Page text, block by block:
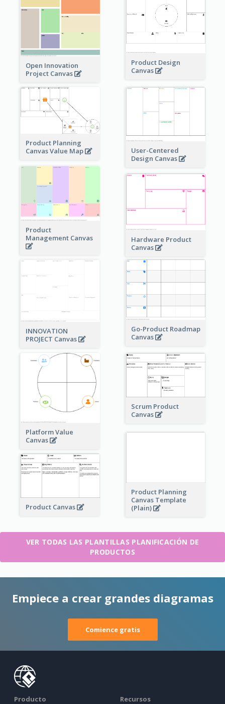
Open Innovation
Project Canvas
Product Design
Canvas
Product Planning
Canvas Value Map
User-Centered
Design Canvas
Product
Management Canvas
Hardware Product
Canvas
INNOVATION
PROJECT Canvas
Go-Product Roadmap
Canvas
Platform Value
Canvas
Scrum Product
Canvas
Product Planning
Canvas Template
(Plain)
Product Canvas
VER TODAS LAS PLANTILLAS PLANIFICACIÓN DE
PRODUCTOS
Empiece a crear grandes diagramas
Comience gratis
Producto Recursos